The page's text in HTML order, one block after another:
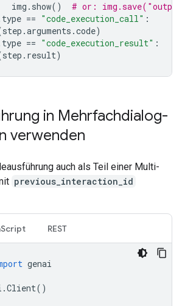
img . show()
# or:
type == "code_execution_call" :
step .arguments .code)
type == "code_execution_result" :
step . result)
in Mehrfachdialog-
verwenden
auch als Teil einer Multi-
previous_interaction_id
REST
genai
.Client()